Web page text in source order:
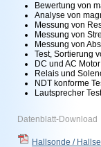
Bewertung von
Analyse von
Messung von
Messung von
Messung von
Test, Sortierung
DC und AC
Relais und
NDT konforme
Lautsprecher
Datenblatt-Download
Hallsonde /